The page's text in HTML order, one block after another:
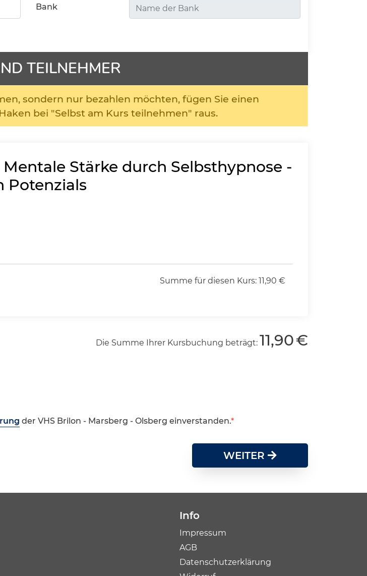
Bank
TEILNEHMER
sondern nur bezahlen möchten, fügen Sie einen
bei "Selbst am Kurs teilnehmen" raus.
Stärke durch Selbsthypnose -
Potenzials
Summe für diesen Kurs: 11,90 €
Die Summe Ihrer Kursbuchung beträgt: 11,90€
der VHS Brilon - Marsberg - Olsberg einverstanden.
WEITER
Info
Impressum
AGB
Datenschutzerklärung